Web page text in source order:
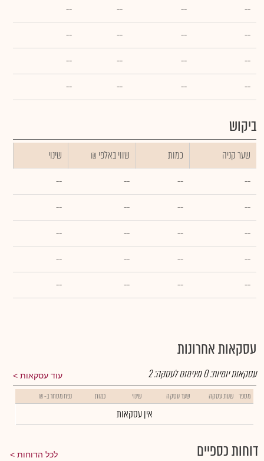
--
--
--
--
--
--
--
--
--
--
--
--
--
--
--
--
ביקוש
שער קניה כמות ₪ שווי באלפי
שינוי
--
--
--
--
--
--
--
--
--
--
--
--
--
--
--
--
--
--
--
--
עסקאות אחרונות
עוד עסקאות עסקאות יומיות:0מינימום לעסקה:2
מספר שעת עסקה שער עסקה שינוי כמות נפח מסחר ב- ₪
אין עסקאות
דוחות כספיים לכל הדוחות